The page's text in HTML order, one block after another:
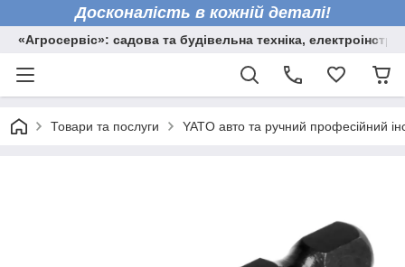
Досконалість в кожній деталі!
«Агросервіс»: садова та будівельна техніка,
Товари та послуги YATO авто та ручний професійний